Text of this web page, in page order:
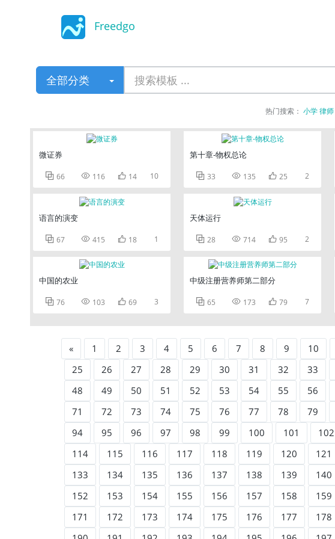
Freedgo
全部分类
热门搜索： 小学律师
微证券
 66  116  14 10
语言的演变
 67  415  18 1
中国的农业
 76  103  69 3
第十章-物权总论
 33  135  25 2
天体运行
 28  714  95 2
中级注册营养师第二部分
 65  173  79 7
« 1 2 3 4 5 6 7 8 9 10
25
26 27 28 29 30 31 32 33
48
49 50 51 52 53 54 55 56
71
72 73 74 75 76 77 78 79
94
95 96 97 98 99 100 101 102
114
115 116 117 118 119 120 121
133
134 135 136 137 138 139 140
152
153 154 155 156 157 158 159
171
172 173 174 175 176 177 178